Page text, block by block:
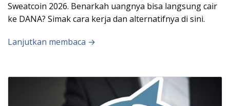
Sweatcoin 2026. Benarkah uangnya bisa langsung cair
ke DANA? Simak cara kerja dan alternatifnya di sini.
Lanjutkan membaca →